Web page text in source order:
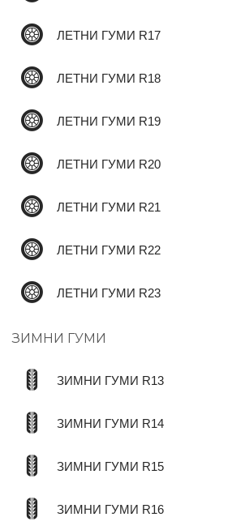
ЛЕТНИ ГУМИ R17
ЛЕТНИ ГУМИ R18
ЛЕТНИ ГУМИ R19
ЛЕТНИ ГУМИ R20
ЛЕТНИ ГУМИ R21
ЛЕТНИ ГУМИ R22
ЛЕТНИ ГУМИ R23
ЗИМНИ ГУМИ
ЗИМНИ ГУМИ R13
ЗИМНИ ГУМИ R14
ЗИМНИ ГУМИ R15
ЗИМНИ ГУМИ R16